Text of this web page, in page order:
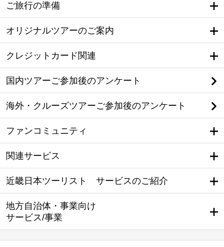
ご旅行の準備
オリジナルツアーのご案内
クレジットカード関連
国内ツアーご参加後のアンケート
海外・クルーズツアーご参加後のアンケート
ファンコミュニティ
関連サービス
近畿日本ツーリスト サービスのご紹介
地方自治体・事業向け
サービス/事業